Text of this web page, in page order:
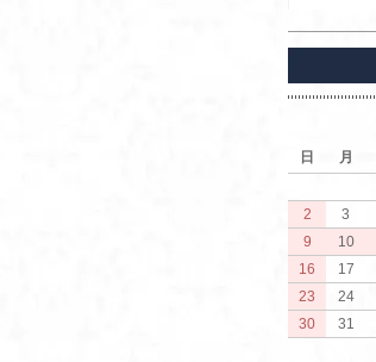
日
月
2
3
9
10
16
17
23
24
30
31